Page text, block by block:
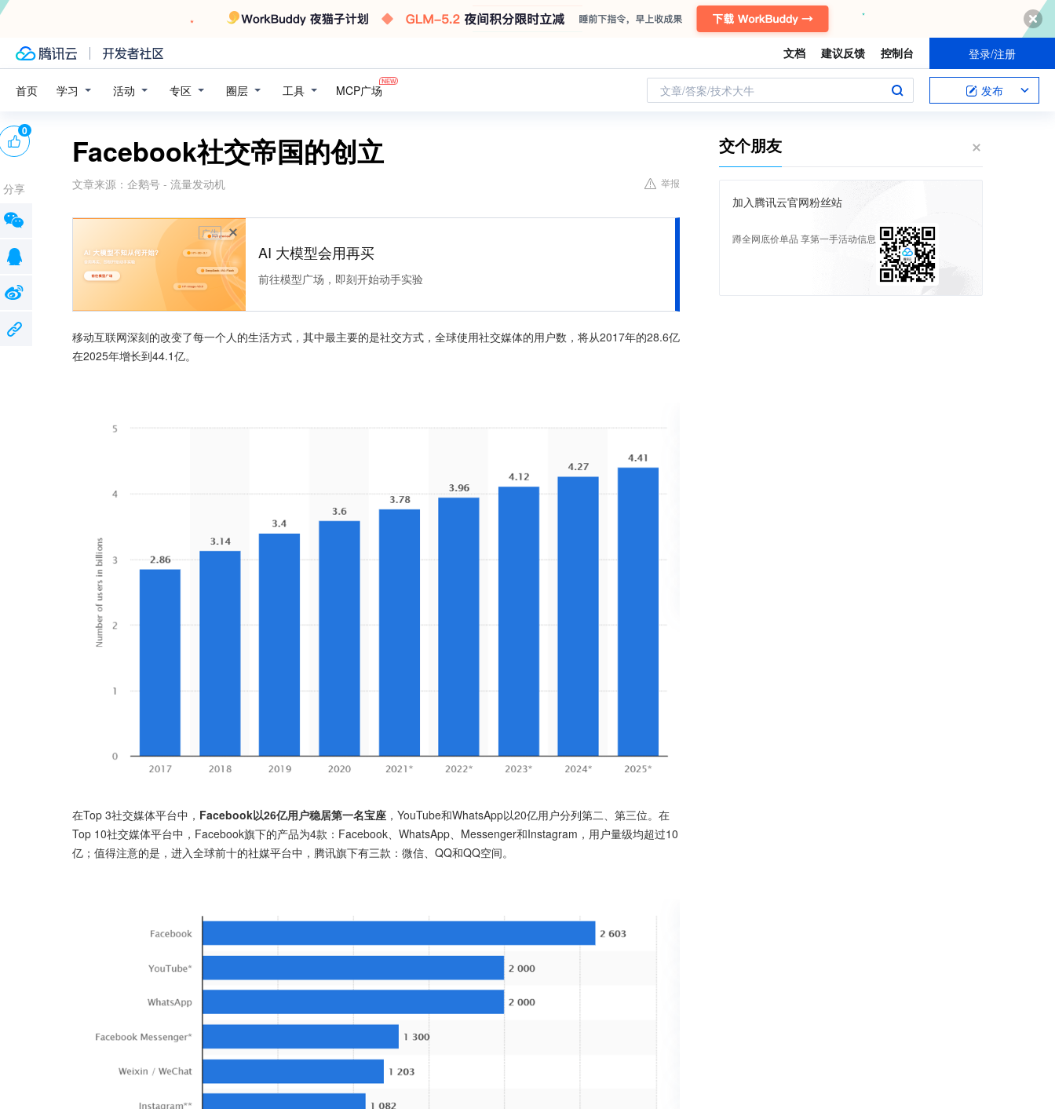
文档 建议反馈 控制台 登录/注册
首页 学习 活动 专区 圈层 工具 MCP广场 文章/答案/技术大牛 发布
Facebook社交帝国的创立
文章来源： 企鹅号 - 流量发动机 举报
广告
AI 大模型会用再买
前往模型广场，即刻开始动手实验
移动互联网深刻的改变了每一个人的生活方式，其中最主要的是社交方式，全球使用社交媒体的用户数，将从2017年的28.6亿
在2025年增长到44.1亿。
在Top 3社交媒体平台中， Facebook以26亿用户稳居第一名宝座 ，YouTube和WhatsApp以20亿用户分列第二、第三位。在
Top 10社交媒体平台中，Facebook旗下的产品为4款：Facebook、WhatsApp、Messenger和Instagram，用户量级均超过10
亿；值得注意的是，进入全球前十的社媒平台中，腾讯旗下有三款：微信、QQ和QQ空间。
0
分享
交个朋友
加入腾讯云官网粉丝站
蹲全网底价单品 享第一手活动信息